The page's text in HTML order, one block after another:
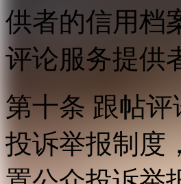
供者的信用档
评论服务提供
第十条 跟帖
投诉举报制度